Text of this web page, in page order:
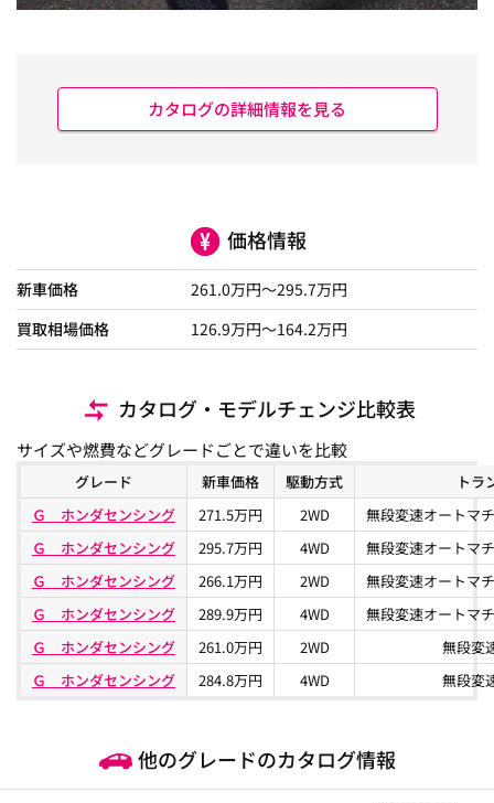
カタログの詳細情報を見る
価格情報
新車価格 261.0万円～295.7万円
買取相場価格
126.9万円〜164.2万円
カタログ・モデルチェンジ比較表
サイズや燃費などグレードごとで違いを比較
グレード 新車価格 駆動方式
トラ
Ｇ ホンダセンシング
271.5万円 2WD
無段変速オートマ
Ｇ ホンダセンシング
295.7万円 4WD
無段変速オートマ
Ｇ ホンダセンシング
266.1万円 2WD
無段変速オートマ
Ｇ ホンダセンシング
289.9万円 4WD
無段変速オートマ
Ｇ ホンダセンシング
261.0万円 2WD
無段変
Ｇ ホンダセンシング
284.8万円 4WD 無段変
他のグレードのカタログ情報